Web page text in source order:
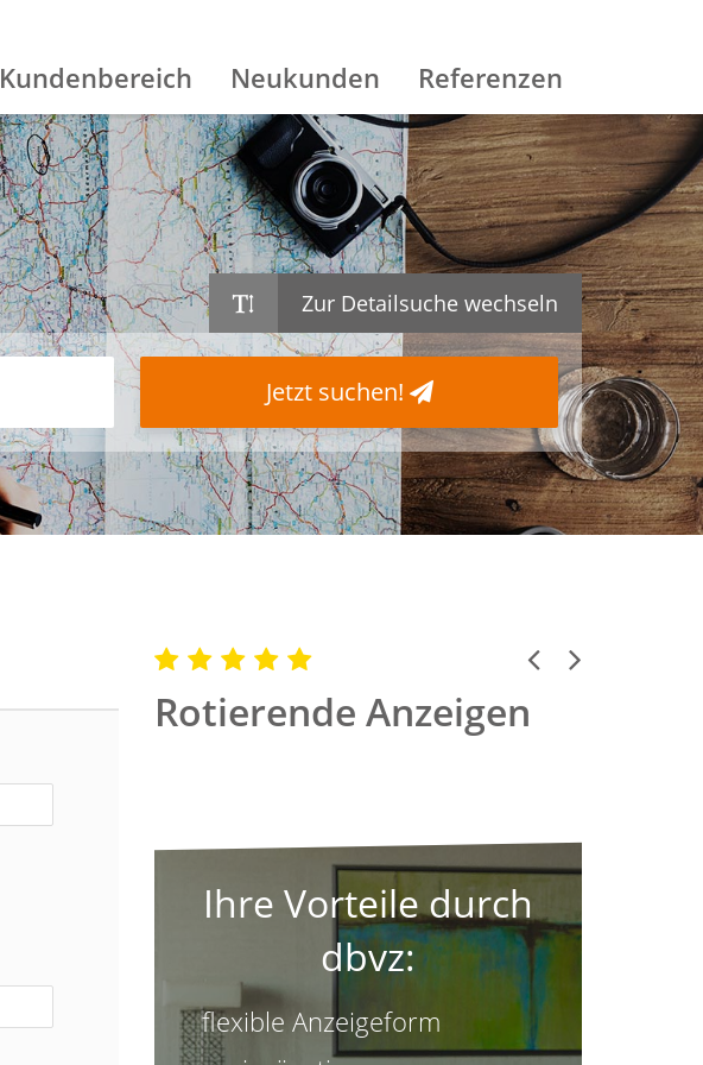
Kundenbereich Neukunden Referenzen
Zur Detailsuche wechseln
Jetzt suchen!
Rotierende Anzeigen
Previous
Next
Ihre Vorteile durch
dbvz:
flexible Anzeigeform